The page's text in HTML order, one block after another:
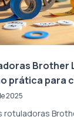
Brother
prática para
2025